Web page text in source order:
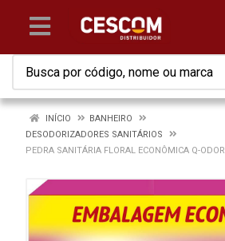
INÍCIO
BANHEIRO
DESODORIZADORES SANITÁRIOS
PEDRA SANITÁRIA FLORAL ECONÔMICA Q-ODOR